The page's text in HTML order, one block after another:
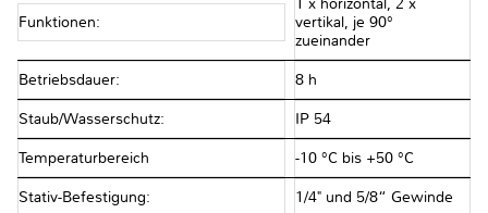
Funktionen:
1 x horizontal, 2 x
vertikal, je 90°
zueinander
Betriebsdauer: 8 h
Staub/Wasserschutz: IP 54
Temperaturbereich -10 °C bis +50 °C
Stativ-Befestigung: 1/4" und 5/8“ Gewinde